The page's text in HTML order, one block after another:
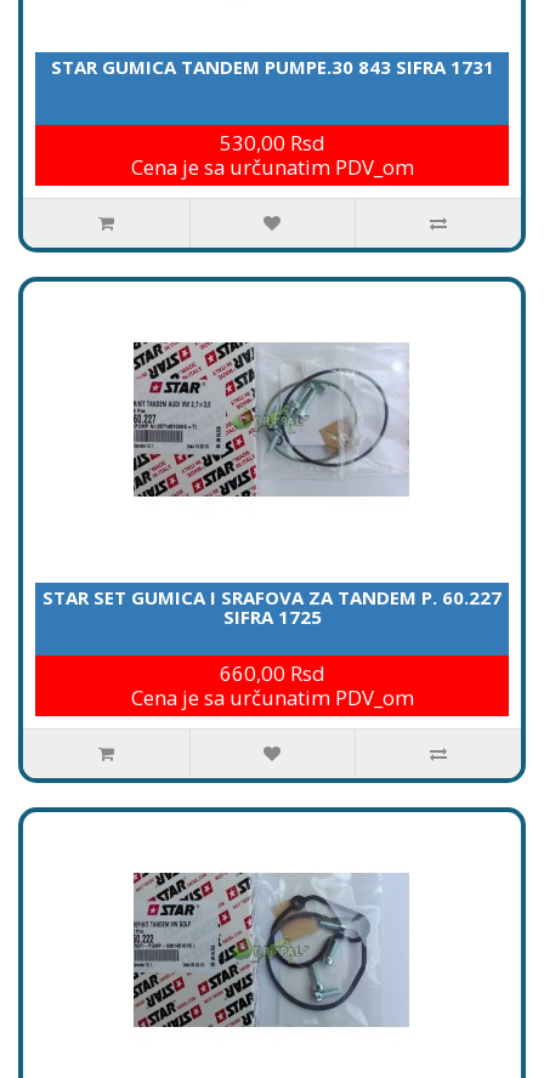
STAR GUMICA TANDEM PUMPE.30 843 SIFRA 1731
530,00 Rsd
Cena je sa určunatim PDV_om
STAR SET GUMICA I SRAFOVA ZA TANDEM P. 60.227
SIFRA 1725
660,00 Rsd
Cena je sa určunatim PDV_om